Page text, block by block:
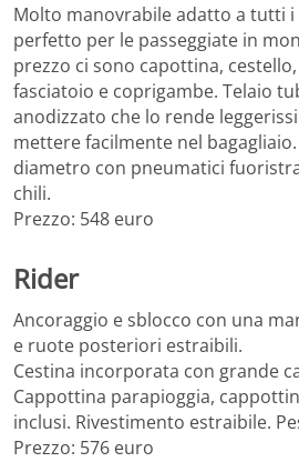
Molto manovrabile adatto a tutti
perfetto per le passeggiate in
prezzo ci sono capottina,
fasciatoio e coprigambe. Telaio
anodizzato che lo rende
mettere facilmente nel
diametro con pneumatici
chili.
Prezzo: 548 euro
Rider
Ancoraggio e sblocco con una
e ruote posteriori estraibili.
Cestina incorporata con grande
Cappottina parapioggia,
inclusi. Rivestimento estraibile.
Prezzo: 576 euro